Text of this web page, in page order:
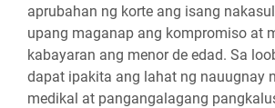
aprubahan ng korte ang isang
upang maganap ang kompromiso at
kabayaran ang menor de edad. Sa
dapat ipakita ang lahat ng nauugnay
medikal at pangangalagang